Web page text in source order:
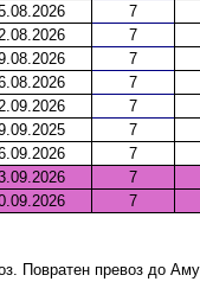
7
7
7
7
7
7
7
7
7
Повратен превоз до